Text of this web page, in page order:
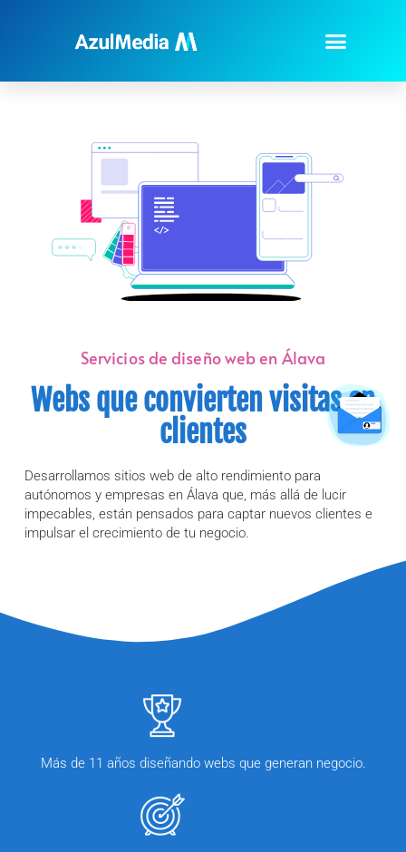
Servicios de diseño web en Álava
Webs que convierten visitas en
clientes
Desarrollamos sitios web de alto rendimiento para
autónomos y empresas en Álava que, más allá de lucir
impecables, están pensados para captar nuevos clientes e
impulsar el crecimiento de tu negocio.
Más de 11 años diseñando webs que generan negocio.